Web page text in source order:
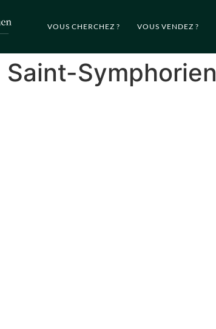
VOUS CHERCHEZ ? VOUS VENDEZ ?
Saint-Symphorien